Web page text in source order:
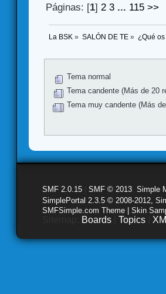
Páginas: [1] 2 3 ... 115 >>
La BSK » SALÓN DE TE» ¿Qué
Tema normal
Tema candente (Más de 20
Tema muy candente (Más
SMF 2.0.15 SMF © 2013 Simple
SimplePortal 2.3.5 © 2008-2012,
SMFSimple.com Theme | Skin
Boards Topics